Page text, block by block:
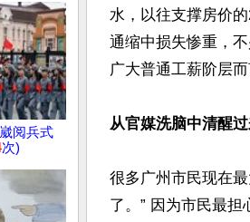
阅兵式
次)
水，以往支撑房价
通缩中损失惨重，
广大普通工薪阶层
从官媒洗脑中清醒
很多广州市民现在
了。” 因为市民最担